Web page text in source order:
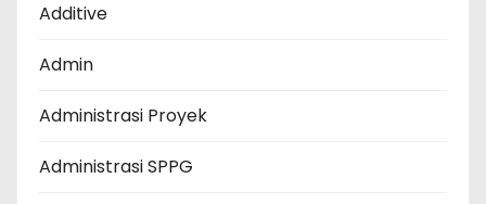
Additive
Admin
Administrasi Proyek
Administrasi SPPG